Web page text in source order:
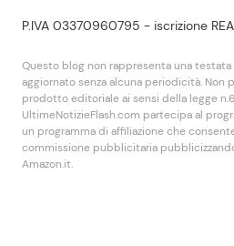
P.IVA 03370960795 - iscrizione
Questo blog non rappresenta una
aggiornato senza alcuna periodicità. Non
prodotto editoriale ai sensi della legge
UltimeNotizieFlash.com partecipa al
un programma di affiliazione che
commissione pubblicitaria
Amazon.it.